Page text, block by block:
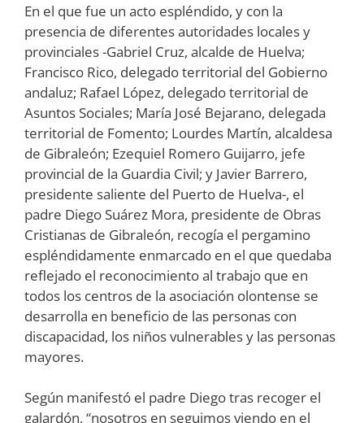
En el que fue un acto espléndido, y con la
presencia de diferentes autoridades locales y
provinciales -Gabriel Cruz, alcalde de Huelva;
Francisco Rico, delegado territorial del Gobierno
andaluz; Rafael López, delegado territorial de
Asuntos Sociales; María José Bejarano, delegada
territorial de Fomento; Lourdes Martín, alcaldesa
de Gibraleón; Ezequiel Romero Guijarro, jefe
provincial de la Guardia Civil; y Javier Barrero,
presidente saliente del Puerto de Huelva-, el
padre Diego Suárez Mora, presidente de Obras
Cristianas de Gibraleón, recogía el pergamino
espléndidamente enmarcado en el que quedaba
reflejado el reconocimiento al trabajo que en
todos los centros de la asociación olontense se
desarrolla en beneficio de las personas con
discapacidad, los niños vulnerables y las personas
mayores.
Según manifestó el padre Diego tras recoger el
galardón, “nosotros en seguimos viendo en el